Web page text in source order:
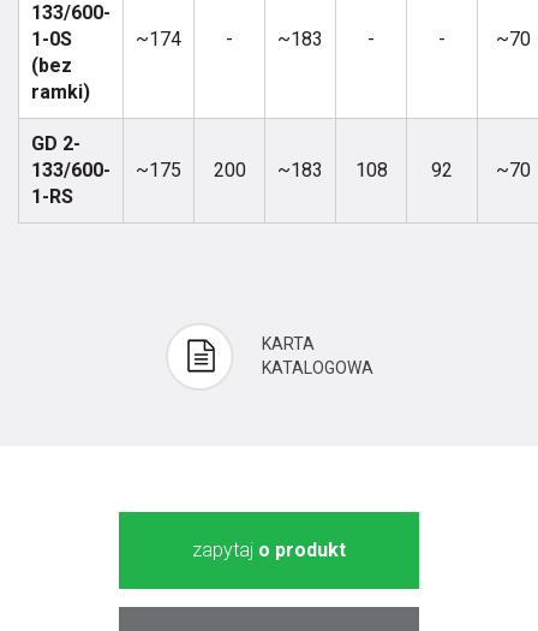
133/600-
1-0S
(bez
ramki)
~174 - ~183 - - ~70
GD 2-
133/600-
1-RS
~175 200 ~183 108 92 ~70
KARTA
KATALOGOWA
zapytaj o produkt